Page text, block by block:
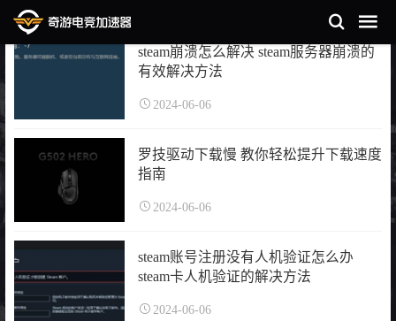
steam崩溃怎么解决 steam服务器崩溃的
有效解决方法
2024-06-06
罗技驱动下载慢 教你轻松提升下载速度
指南
2024-06-06
steam账号注册没有人机验证怎么办
steam卡人机验证的解决方法
2024-06-06